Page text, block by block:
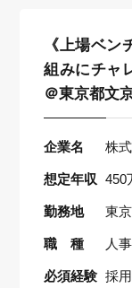
《上場ベ
組みにチャ
＠東京都文
企業名 株
想定年収 450
勤務地 東
職 種 人
必須経験 採